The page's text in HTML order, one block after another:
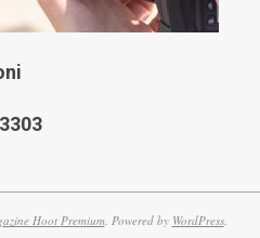
Hoot Premium. Powered by WordPress.